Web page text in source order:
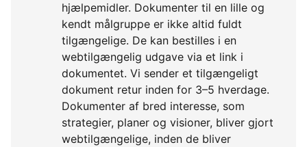
hjælpemidler. Dokumenter til en lille og
kendt målgruppe er ikke altid fuldt
tilgængelige. De kan bestilles i en
webtilgængelig udgave via et link i
dokumentet. Vi sender et tilgængeligt
dokument retur inden for 3–5 hverdage.
Dokumenter af bred interesse, som
strategier, planer og visioner, bliver gjort
webtilgængelige, inden de bliver